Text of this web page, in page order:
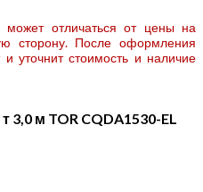
может отличаться от цены на
сторону. После оформления
уточнит стоимость и наличие
м TOR CQDA1530-EL